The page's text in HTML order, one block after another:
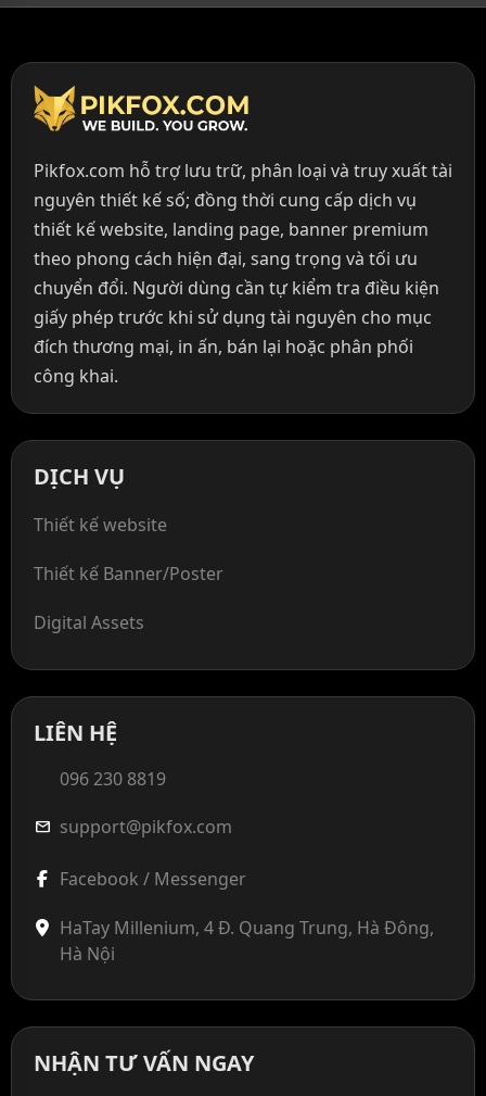
Pikfox.com hỗ trợ lưu trữ, phân loại và truy xuất tài
nguyên thiết kế số; đồng thời cung cấp dịch vụ
thiết kế website, landing page, banner premium
theo phong cách hiện đại, sang trọng và tối ưu
chuyển đổi. Người dùng cần tự kiểm tra điều kiện
giấy phép trước khi sử dụng tài nguyên cho mục
đích thương mại, in ấn, bán lại hoặc phân phối
công khai.
DỊCH VỤ
Thiết kế website
Thiết kế Banner/Poster
Digital Assets
LIÊN HỆ
096 230 8819
mail support@pikfox.com
Facebook / Messenger
HaTay Millenium, 4 Đ. Quang Trung, Hà Đông,
Hà Nội
NHẬN TƯ VẤN NGAY